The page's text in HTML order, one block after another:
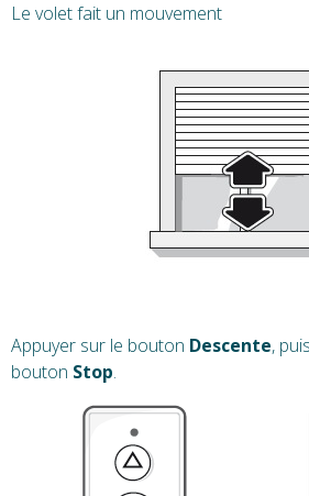
Le volet fait un mouvement
Appuyer sur le bouton Descente,
bouton Stop.